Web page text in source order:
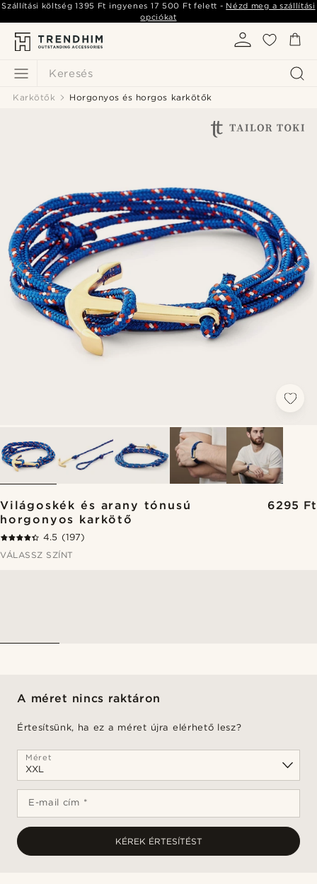
Keresés
Szállítási költség1395 Ft ingyenes 17 500 Ft felett - Nézd meg a szállítási
opciókat
Karkötők Horgonyos és horgos karkötők
Világoskék és arany tónusú
horgonyos karkötő
6295 Ft
4.5 (197)
VÁLASSZ SZÍNT
A méret nincs raktáron
Értesítsünk, ha ez a méret újra elérhető lesz?
Méret
E-mail cím *
KÉREK ÉRTESÍTÉST